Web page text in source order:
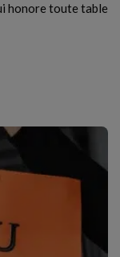
honore toute table